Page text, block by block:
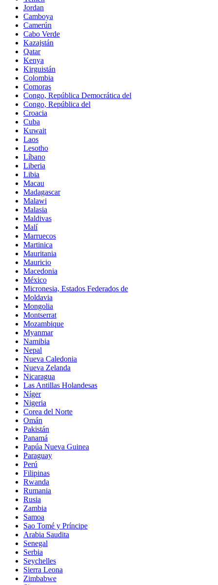
Jordan
Camboya
Camerún
Cabo Verde
Kazajstán
Qatar
Kenya
Kirguistán
Colombia
Comoras
Congo, República Democrática del
Congo, República del
Croacia
Cuba
Kuwait
Laos
Lesotho
Líbano
Liberia
Libia
Macau
Madagascar
Malawi
Malasia
Maldivas
Malí
Marruecos
Martinica
Mauritania
Mauricio
Macedonia
México
Micronesia, Estados Federados de
Moldavia
Mongolia
Montserrat
Mozambique
Myanmar
Namibia
Nepal
Nueva Caledonia
Nueva Zelanda
Nicaragua
Las Antillas Holandesas
Níger
Nigeria
Corea del Norte
Omán
Pakistán
Panamá
Papúa Nueva Guinea
Paraguay
Perú
Filipinas
Rwanda
Rumania
Rusia
Zambia
Samoa
Sao Tomé y Príncipe
Arabia Saudita
Senegal
Serbia
Seychelles
Sierra Leona
Zimbabwe